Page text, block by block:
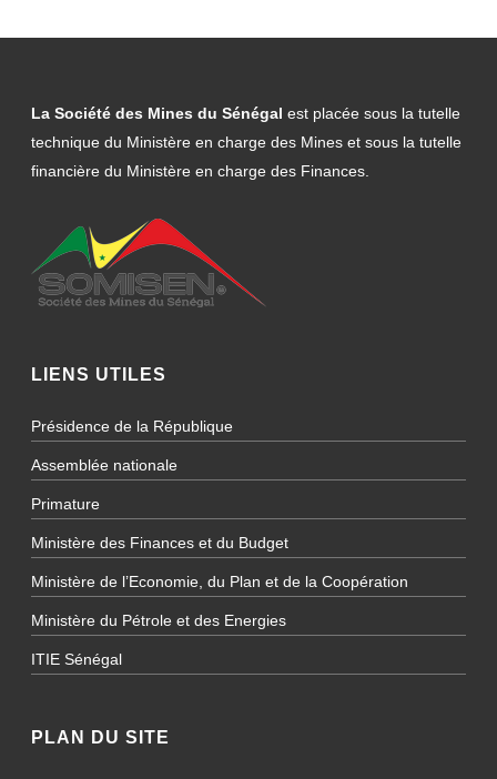
La Société des Mines du Sénégal est placée sous la tutelle
technique du Ministère en charge des Mines et sous la tutelle
financière du Ministère en charge des Finances.
LIENS UTILES
Présidence de la République
Assemblée nationale
Primature
Ministère des Finances et du Budget
Ministère de l’Economie, du Plan et de la Coopération
Ministère du Pétrole et des Energies
ITIE Sénégal
PLAN DU SITE